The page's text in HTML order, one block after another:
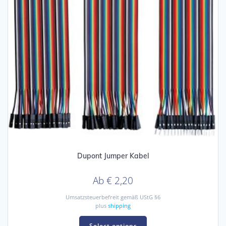
Dupont Jumper Kabel
Ab€ 2,20
Umsatzsteuerbefreit gemäß UStG §6
plus shipping
This